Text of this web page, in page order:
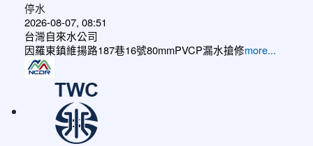
停水
2026-08-07, 08:51
台灣自來水公司
因羅東鎮維揚路187巷16號80mmPVCP漏水搶修more...